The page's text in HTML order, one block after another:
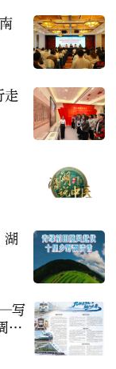
走
湖
写
年